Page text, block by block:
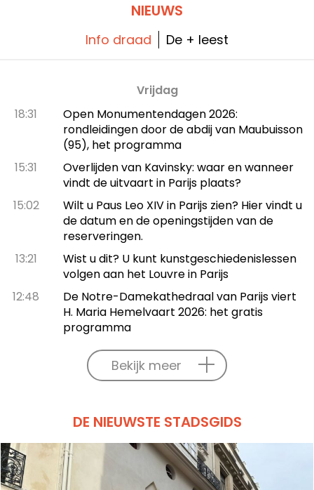
NIEUWS
Info draad De + leest
Vrijdag
18:31
Open Monumentendagen 2026:
rondleidingen door de abdij van Maubuisson
(95), het programma
15:31
Overlijden van Kavinsky: waar en wanneer
vindt de uitvaart in Parijs plaats?
15:02
Wilt u Paus Leo XIV in Parijs zien? Hier vindt u
de datum en de openingstijden van de
reserveringen.
13:21
Wist u dit? U kunt kunstgeschiedenislessen
volgen aan het Louvre in Parijs
12:48
De Notre-Damekathedraal van Parijs viert
H. Maria Hemelvaart 2026: het gratis
programma
Bekijk meer
DE NIEUWSTE STADSGIDS